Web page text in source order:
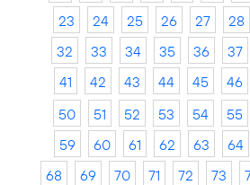
23
24 25 26 27 28
32
33 34 35 36 37
41
42 43 44 45 46
50
51 52 53 54 55
59
60 61 62 63 64
68
69 70 71 72 73